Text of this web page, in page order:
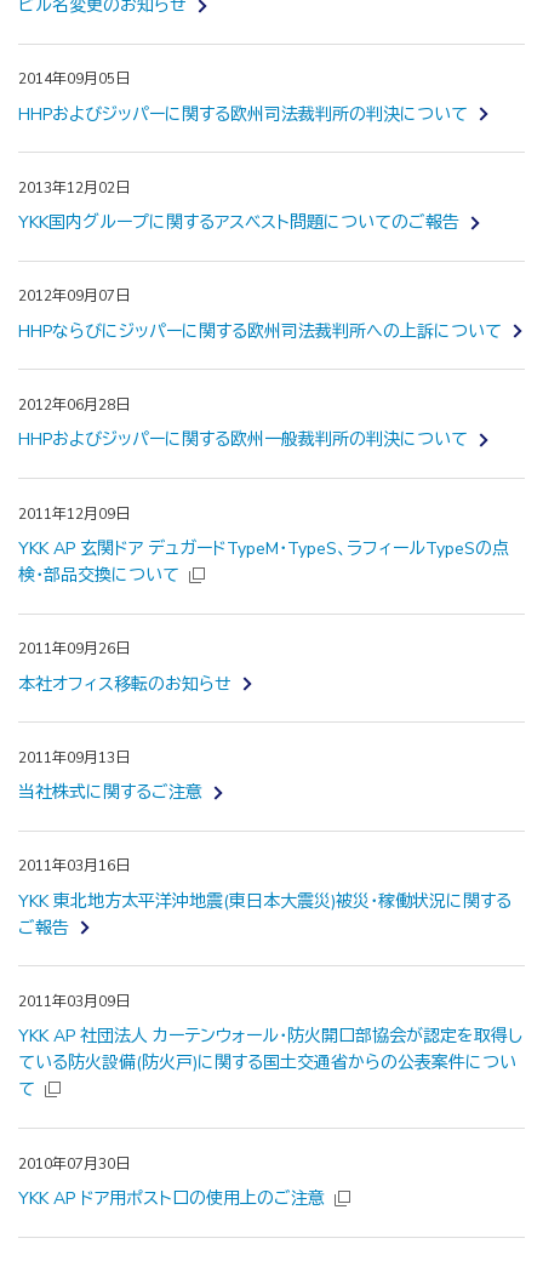
ビル名変更のお知らせ
2014年09月05日
HHPおよびジッパーに関する欧州司法裁判所の判決について
2013年12月02日
YKK国内グループに関するアスベスト問題についてのご報告
2012年09月07日
HHPならびにジッパーに関する欧州司法裁判所への上訴について
2012年06月28日
HHPおよびジッパーに関する欧州一般裁判所の判決について
2011年12月09日
YKK AP 玄関ドア デュガードTypeM・TypeS、ラフィールTypeSの点
検・部品交換について
2011年09月26日
本社オフィス移転のお知らせ
2011年09月13日
当社株式に関するご注意
2011年03月16日
YKK 東北地方太平洋沖地震(東日本大震災)被災・稼働状況に関する
ご報告
2011年03月09日
YKK AP 社団法人 カーテンウォール・防火開口部協会が認定を取得し
ている防火設備(防火戸)に関する国土交通省からの公表案件につい
て
2010年07月30日
YKK AP ドア用ポスト口の使用上のご注意